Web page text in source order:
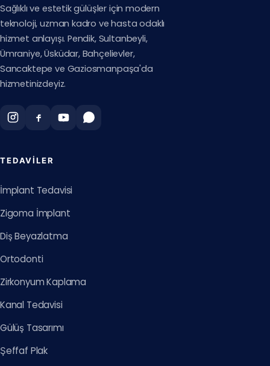
Sağlıklı ve estetik gülüşler için modern
teknoloji, uzman kadro ve hasta odaklı
hizmet anlayışı. Pendik, Sultanbeyli,
Ümraniye, Üsküdar, Bahçelievler,
Sancaktepe ve Gaziosmanpaşa'da
hizmetinizdeyiz.
TEDAVILER
İmplant Tedavisi
Zigoma İmplant
Diş Beyazlatma
Ortodonti
Zirkonyum Kaplama
Kanal Tedavisi
Gülüş Tasarımı
Şeffaf Plak